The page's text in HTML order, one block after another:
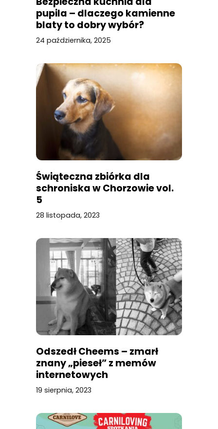
pupila – dlaczego kamienne
blaty to dobry wybór?
24 października, 2025
Świąteczna zbiórka dla
schroniska w Chorzowie vol.
5
28 listopada, 2023
Odszedł Cheems – zmarł
znany „pieseł” z memów
internetowych
19 sierpnia, 2023